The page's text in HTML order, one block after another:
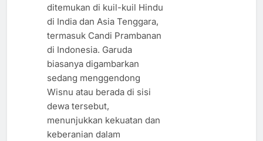
ditemukan di kuil-kuil Hindu
di India dan Asia Tenggara,
termasuk Candi Prambanan
di Indonesia. Garuda
biasanya digambarkan
sedang menggendong
Wisnu atau berada di sisi
dewa tersebut,
menunjukkan kekuatan dan
keberanian dalam